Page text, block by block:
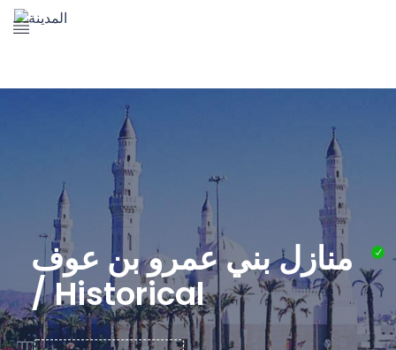
The Prophet's Mosque
Madena services
منازل بني عمرو بن عوف
/ Historical